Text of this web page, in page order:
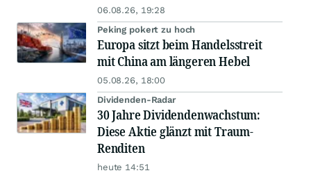
06.08.26, 19:28
Peking pokert zu hoch
Europa sitzt beim Handelsstreit
mit China am längeren Hebel
05.08.26, 18:00
Dividenden-Radar
30 Jahre Dividendenwachstum:
Diese Aktie glänzt mit Traum-
Renditen
heute 14:51